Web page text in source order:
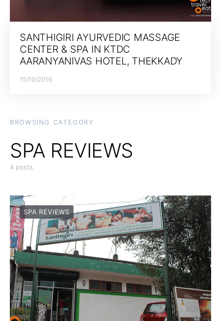
SANTHIGIRI AYURVEDIC MASSAGE
CENTER & SPA IN KTDC
AARANYANIVAS HOTEL, THEKKADY
15/10/2016
BROWSING CATEGORY
SPA REVIEWS
4 posts
SPA REVIEWS